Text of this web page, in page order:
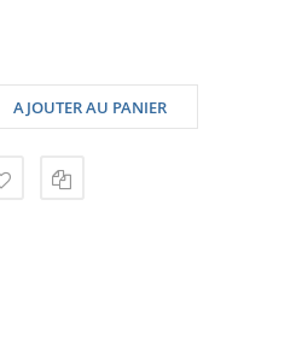
AJOUTER AU PANIER